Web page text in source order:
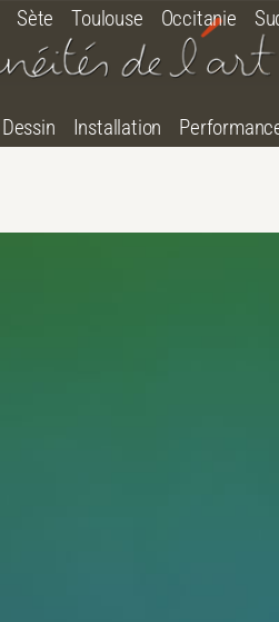
Sète Toulouse Occitanie
Dessin Installation